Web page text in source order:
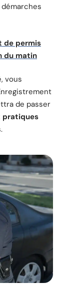
de permis
du matin
vous
de passer
pratiques